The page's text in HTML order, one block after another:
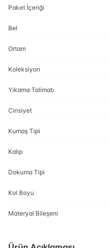
Paket İçeriği
Bel
Ortam
Koleksiyon
Yıkama Talimatı
Cinsiyet
Kumaş Tipi
Kalıp
Dokuma Tipi
Kol Boyu
Materyal Bileşeni